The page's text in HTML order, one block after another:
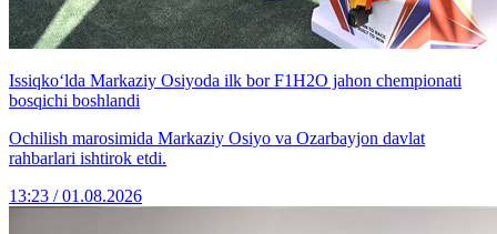
Issiqko‘lda Markaziy Osiyoda ilk bor F1H2O jahon chempionati
bosqichi boshlandi
Ochilish marosimida Markaziy Osiyo va Ozarbayjon davlat
rahbarlari ishtirok etdi.
13:23 / 01.08.2026